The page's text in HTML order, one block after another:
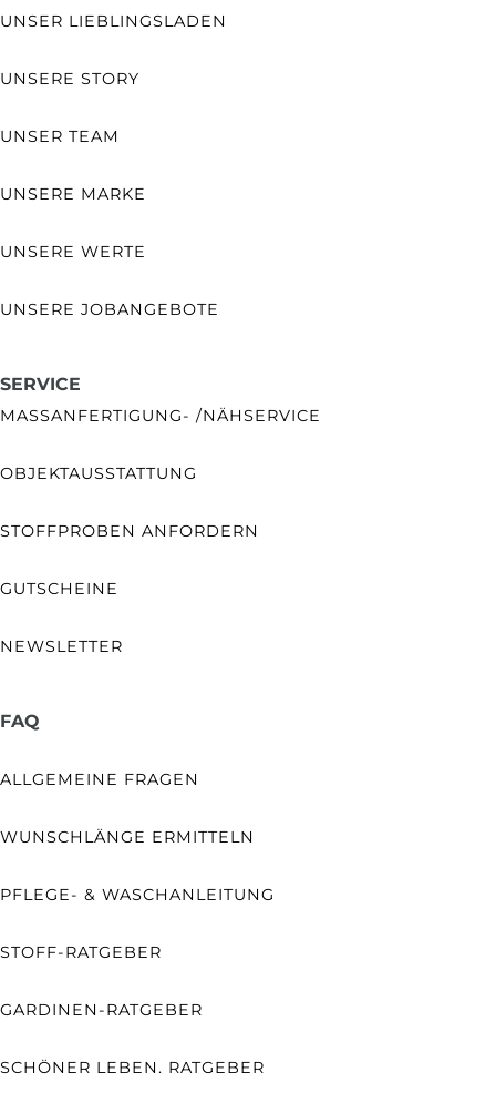
UNSER LIEBLINGSLADEN
UNSERE STORY
UNSER TEAM
UNSERE MARKE
UNSERE WERTE
UNSERE JOBANGEBOTE
SERVICE
MASSANFERTIGUNG- /NÄHSERVICE
OBJEKTAUSSTATTUNG
STOFFPROBEN ANFORDERN
GUTSCHEINE
NEWSLETTER
FAQ
ALLGEMEINE FRAGEN
WUNSCHLÄNGE ERMITTELN
PFLEGE- & WASCHANLEITUNG
STOFF-RATGEBER
GARDINEN-RATGEBER
SCHÖNER LEBEN. RATGEBER